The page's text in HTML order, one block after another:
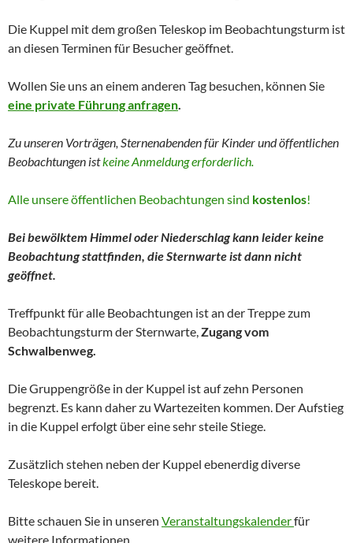
Die Kuppel mit dem großen Teleskop im Beobachtungsturm ist
an diesen Terminen für Besucher geöffnet.
Wollen Sie uns an einem anderen Tag besuchen, können Sie
eine private Führung anfragen.
Zu unseren Vorträgen, Sternenabenden für Kinder undöffentlichen
Beobachtungen istkeine Anmeldung erforderlich.
Alle unsere öffentlichen Beobachtungen sind kostenlos!
Bei bewölktem Himmel oder Niederschlag kann leider keine
Beobachtung stattfinden, die Sternwarte ist dann nicht
geöffnet.
Treffpunkt für alle Beobachtungen ist an der Treppe zum
Beobachtungsturm der Sternwarte,Zugang vom
Schwalbenweg.
Die Gruppengröße in der Kuppel ist auf zehn Personen
begrenzt. Es kann daher zu Wartezeiten kommen. Der Aufstieg
in die Kuppel erfolgt über eine sehr steile Stiege.
Zusätzlich stehen neben der Kuppel ebenerdig diverse
Teleskope bereit.
Bitte schauen Sie in unseren Veranstaltungskalenderfür
weitere Informationen.